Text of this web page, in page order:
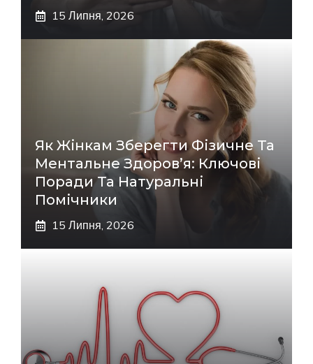
15 Липня, 2026
Як Жінкам Зберегти Фізичне Та
Ментальне Здоров’я: Ключові
Поради Та Натуральні
Помічники
15 Липня, 2026